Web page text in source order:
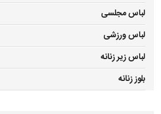
لباس مجلسی
لباس ورزشی
لباس زیر زنانه
بلوز زنانه